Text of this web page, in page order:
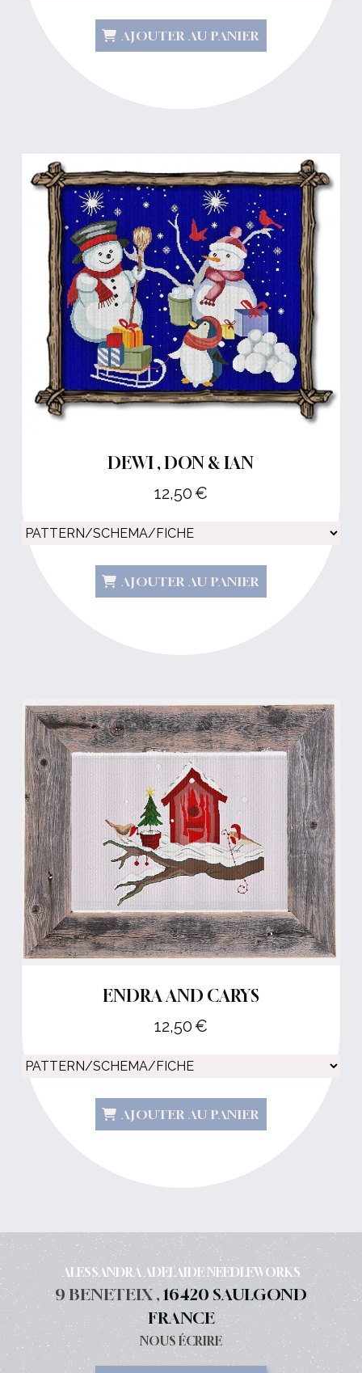
AJOUTER AU PANIER
DEWI , DON & IAN
12,50€
AJOUTER AU PANIER
ENDRA AND CARYS
12,50€
AJOUTER AU PANIER
ALESSANDRA ADELAIDE NEEDLEWORKS
9 BENETEIX ,16420 SAULGOND
FRANCE
NOUS ÉCRIRE